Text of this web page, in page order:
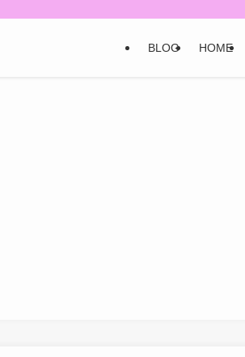
BLOG HOME